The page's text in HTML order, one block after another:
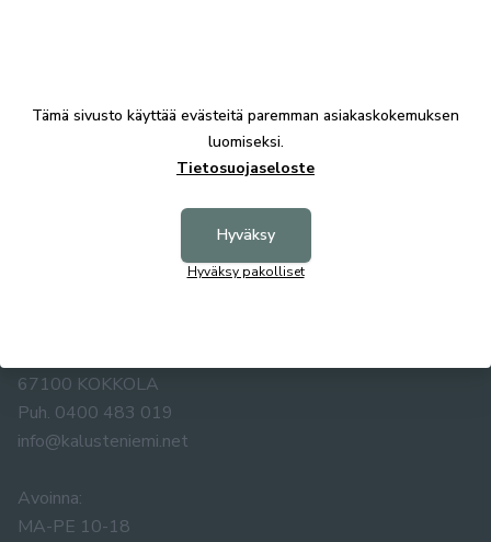
67100 KOKKOLA
Puh. 0400 483 019
info@kalusteniemi.net
Avoinna:
MA-PE 10-18
Tämä sivusto käyttää evästeitä paremman asiakaskokemuksen
luomiseksi.
Tietosuojaseloste
Hyväksy
Hyväksy pakolliset